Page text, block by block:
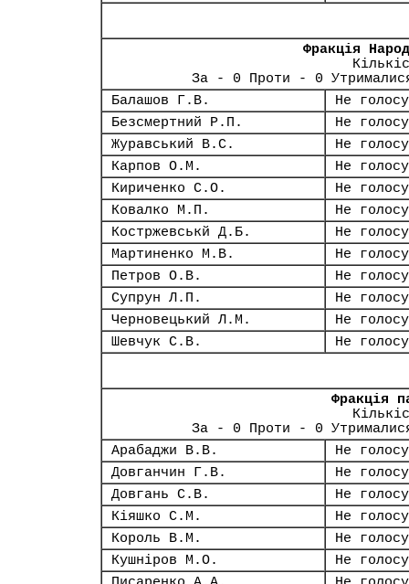
Фракція
За - 0 Проти - 0
Балашов Г.В.
Не
Безсмертний Р.П.
Не
Журавський В.С.
Не
Карпов О.М.
Не
Кириченко С.О.
Не
Ковалко М.П.
Не
Костржевськй Д.Б.
Не
Мартиненко М.В.
Не
Петров О.В.
Не
Супрун Л.П.
Не
Черновецький Л.М.
Не
Шевчук С.В.
Не
Фракція
За - 0 Проти - 0
Арабаджи В.В.
Не
Довганчин Г.В.
Не
Довгань С.В.
Не
Кіяшко С.М.
Не
Король В.М.
Не
Кушніров М.О.
Не